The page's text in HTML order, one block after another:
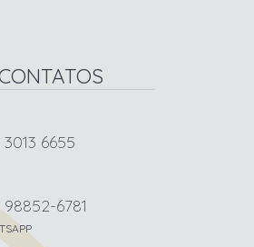
3013 6655
98852-6781